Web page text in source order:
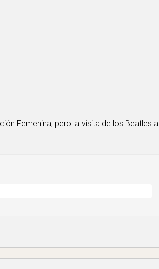
Femenina, pero la visita de los Beatles a